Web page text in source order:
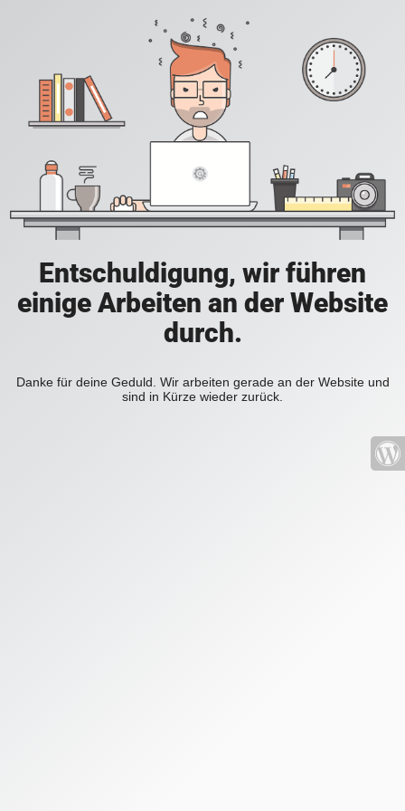
Entschuldigung, wir führen
einige Arbeiten an der Website
durch.
Danke für deine Geduld. Wir arbeiten gerade an der Website und
sind in Kürze wieder zurück.